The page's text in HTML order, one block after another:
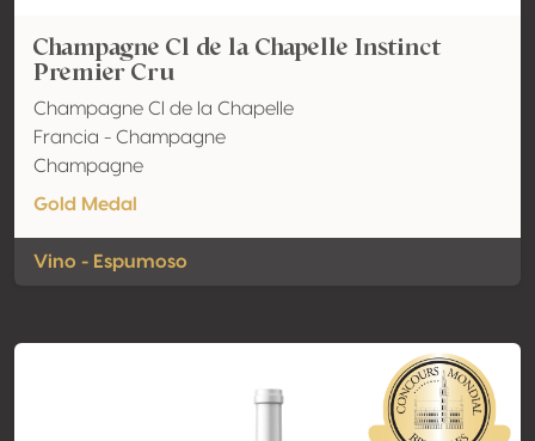
Champagne Cl de la Chapelle Instinct
Premier Cru
Champagne Cl de la Chapelle
Francia - Champagne
Champagne
Gold Medal
Vino - Espumoso